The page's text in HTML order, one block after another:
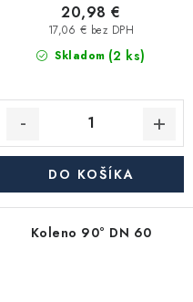
Skladom (2 ks)
17,06 € bez DPH
20,98 €
DO KOŠÍKA
Koleno 90° DN 60